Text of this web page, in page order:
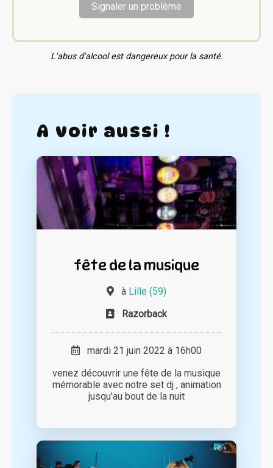
Signaler un problème
L'abus d'alcool est dangereux pour la santé.
A voir aussi !
fête de la musique
à Lille (59)
Razorback
mardi 21 juin 2022 à 16h00
venez découvrir une fête de la musique
mémorable avec notre set dj , animation
jusqu'au bout de la nuit